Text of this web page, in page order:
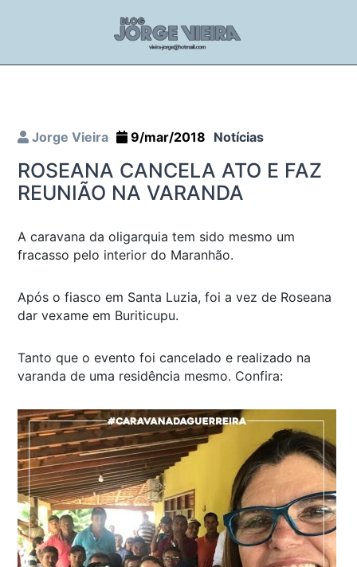
Jorge Vieira 9/mar/2018 Notícias
ROSEANA CANCELA ATO E FAZ
REUNIÃO NA VARANDA
A caravana da oligarquia tem sido mesmo um
fracasso pelo interior do Maranhão.
Após o fiasco em Santa Luzia, foi a vez de Roseana
dar vexame em Buriticupu.
Tanto que o evento foi cancelado e realizado na
varanda de uma residência mesmo. Confira: